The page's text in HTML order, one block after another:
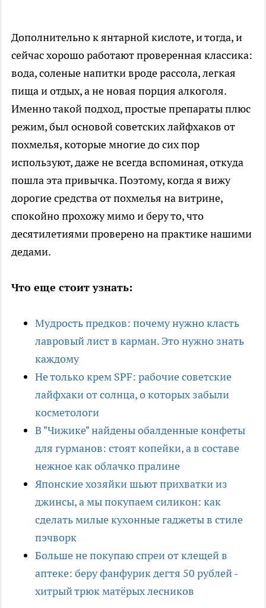
Дополнительно к янтарной кислоте, и тогда, и
сейчас хорошо работают проверенная классика:
вода, соленые напитки вроде рассола, легкая
пища и отдых, а не новая порция алкоголя.
Именно такой подход, простые препараты плюс
режим, был основой советских лайфхаков от
похмелья, которые многие до сих пор
используют, даже не всегда вспоминая, откуда
пошла эта привычка. Поэтому, когда я вижу
дорогие средства от похмелья на витрине,
спокойно прохожу мимо и беру то, что
десятилетиями проверено на практике нашими
дедами.
Что еще стоит узнать:
Мудрость предков: почему нужно класть
лавровый лист в карман. Это нужно знать
каждому
Не только крем SPF: рабочие советские
лайфхаки от солнца, о которых забыли
косметологи
В "Чижике" найдены обалденные конфеты
для гурманов: стоят копейки, а в составе
нежное как облачко пралине
Японские хозяйки шьют прихватки из
джинсы, а мы покупаем силикон: как
сделать милые кухонные гаджеты в стиле
пэчворк
Больше не покупаю спреи от клещей в
аптеке: беру фанфурик дегтя 50 рублей -
хитрый трюк матёрых лесников